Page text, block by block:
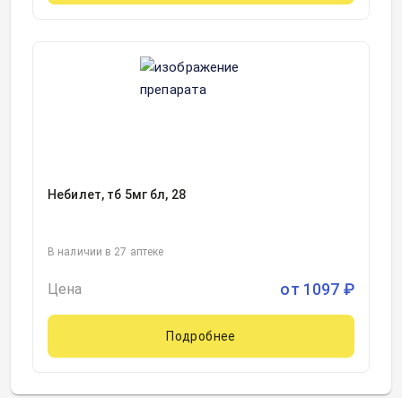
Небилет, тб 5мг бл, 28
В наличии в 27 аптеке
Цена от 1097 ₽
Подробнее